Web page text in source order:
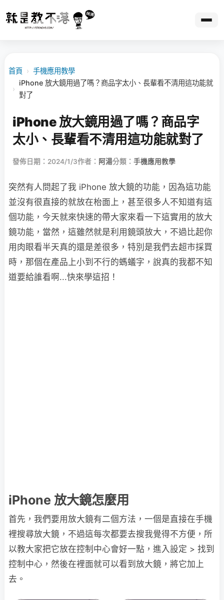
首頁 › 手機應用教學
›
iPhone 放大鏡用過了嗎？商品字太小、長輩看不清用這功能就
對了
iPhone 放大鏡用過了嗎？商品字
太小、長輩看不清用這功能就對了
發佈日期：2024/1/3作者： 阿湯分類： 手機應用教學
突然有人問起了我 iPhone 放大鏡的功能，因為這功能
並沒有很直接的就放在枱面上，甚至很多人不知道有這
個功能，今天就來快速的帶大家來看一下這實用的放大
鏡功能，當然，這雖然就是利用鏡頭放大，不過比起你
用肉眼看半天真的還是差很多，特別是我們去超市採買
時，那個在產品上小到不行的螞蟻字，說真的我都不知
道要給誰看啊...快來學這招！
iPhone 放大鏡怎麼用
首先，我們要用放大鏡有二個方法，一個是直接在手機
裡搜尋放大鏡，不過這每次都要去搜我覺得不方便，所
以教大家把它放在控制中心會好一點，進入設定 > 找到
控制中心，然後在裡面就可以看到放大鏡，將它加上
去。